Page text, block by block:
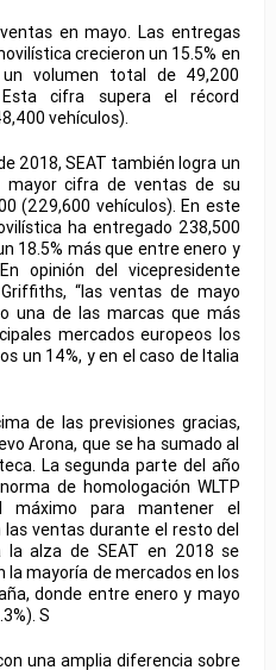
en mayo. Las entregas
crecieron un 15.5% en
volumen total de 49,200
cifra supera el récord
vehículos).
2018, SEAT también logra un
mayor cifra de ventas de su
(229,600 vehículos). En este
ha entregado 238,500
18.5% más que entre enero y
opinión del vicepresidente
“las ventas de mayo
una de las marcas que más
mercados europeos los
un 14%, y en el caso de Italia
de las previsiones gracias,
Arona, que se ha sumado al
La segunda parte del año
de homologación WLTP
máximo para mantener el
ventas durante el resto del
la alza de SEAT en 2018 se
mayoría de mercados en los
donde entre enero y mayo
S
una amplia diferencia sobre